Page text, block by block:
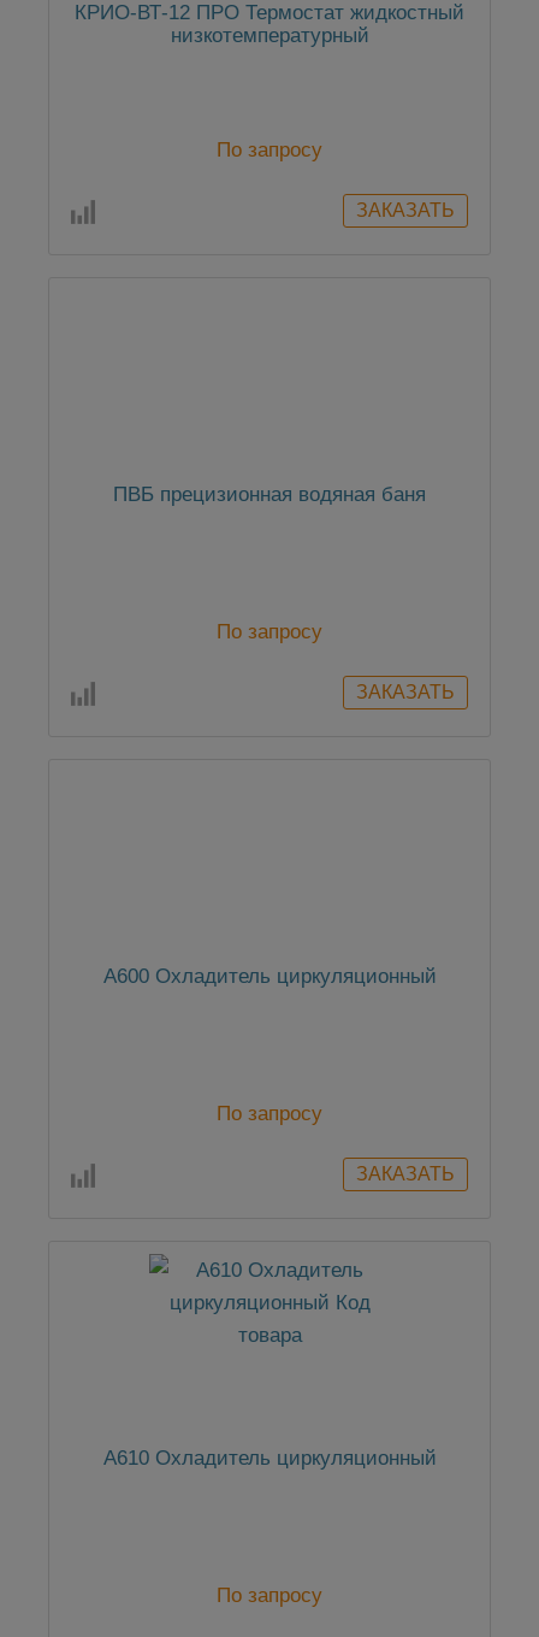
КРИО-ВТ-12 ПРО Термостат жидкостный
низкотемпературный
По запросу
ПВБ прецизионная водяная баня
По запросу
А600 Охладитель циркуляционный
По запросу
А610 Охладитель циркуляционный
По запросу